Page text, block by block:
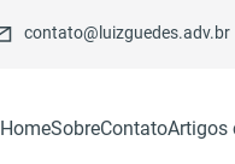
contato@luizguedes.adv.br
HomeSobreContatoArtigos